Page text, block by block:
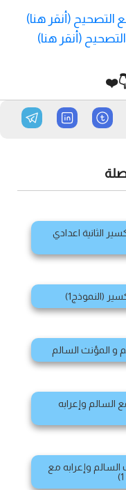
التصحيح (أنقر هنا)
(أنقر هنا)
الثانية اعدادي
(النموذج1)
و المؤنث السالم
السالم وإعرابه
وإعرابه مع